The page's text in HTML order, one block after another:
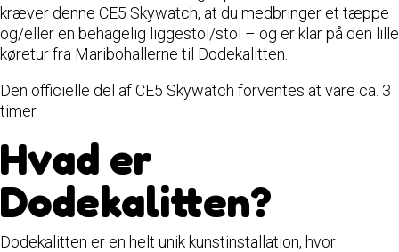
kræver denne CE5 Skywatch, at du medbringer et tæppe
og/eller en behagelig liggestol/stol – og er klar på den lille
køretur fra Maribohallerne til Dodekalitten.
Den officielle del af CE5 Skywatch forventes at vare ca. 3
timer.
Hvad er
Dodekalitten?
Dodekalitten er en helt unik kunstinstallation, hvor